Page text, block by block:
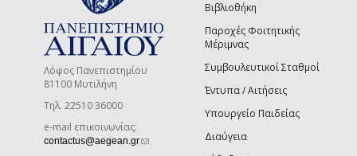
Λόφος Πανεπιστημίου
81100 Μυτιλήνη
Τηλ. 22510 36000
e-mail επικοινωνίας:
contactus@aegean.gr(link sends e-mail)
Βιβλιοθήκη
Παροχές Φοιτητικής
Μέριμνας
Συμβουλευτικοί Σταθμοί
Έντυπα / Αιτήσεις
Υπουργείο Παιδείας
Διαύγεια